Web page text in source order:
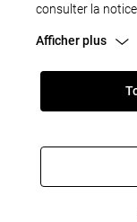
consulter la
Afficher plus